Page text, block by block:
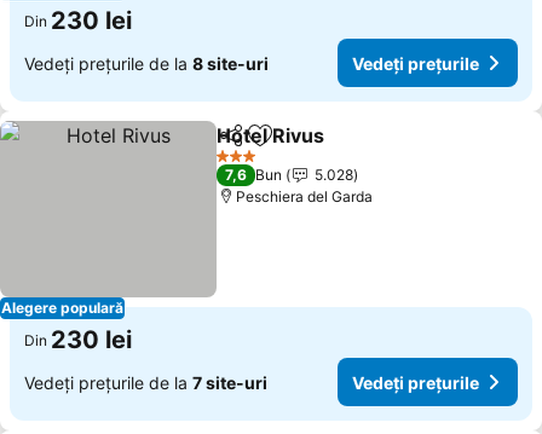
Din 230 lei
Vedeți prețurile de la 8 site-uri Vedeți prețurile
Alegere populară
DistribuițiAdăugaţi la favorite
Hotel Rivus
3 Stele
7,6 Bun
5.028
Peschiera del Garda
Din 230 lei
Vedeți prețurile de la 7 site-uri Vedeți prețurile